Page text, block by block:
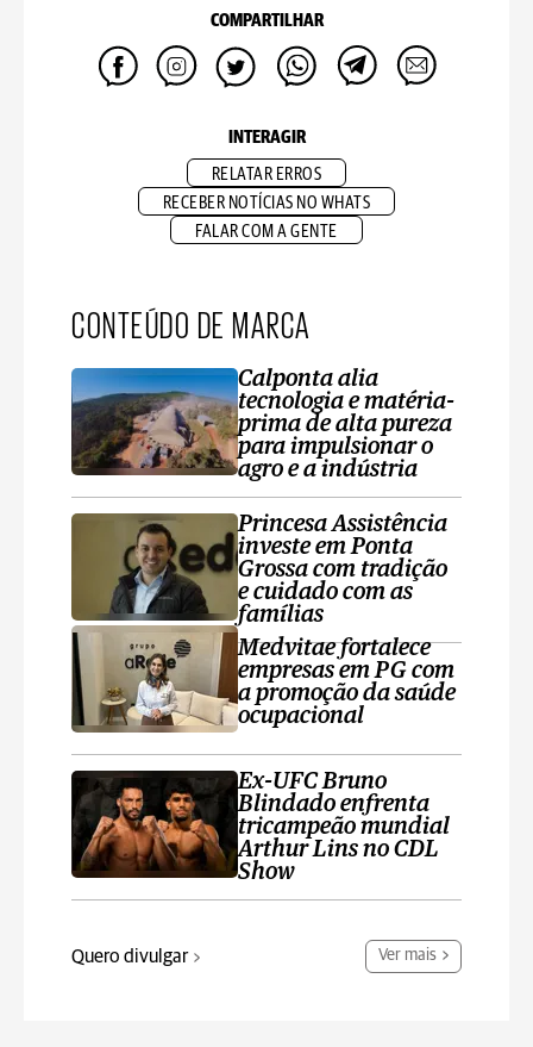
COMPARTILHAR
INTERAGIR
RELATAR ERROS
RECEBER NOTÍCIAS NO WHATS
FALAR COM A GENTE
CONTEÚDO DE MARCA
Calponta alia
tecnologia e matéria-
prima de alta pureza
para impulsionar o
agro e a indústria
Princesa Assistência
investe em Ponta
Grossa com tradição
e cuidado com as
famílias
Medvitae fortalece
empresas em PG com
a promoção da saúde
ocupacional
Ex-UFC Bruno
Blindado enfrenta
tricampeão mundial
Arthur Lins no CDL
Show
Quero divulgar Ver mais